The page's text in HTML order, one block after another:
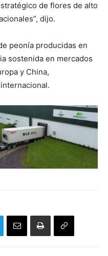
de flores de alto
dijo.
peonía producidas en
sostenida en mercados
y China,